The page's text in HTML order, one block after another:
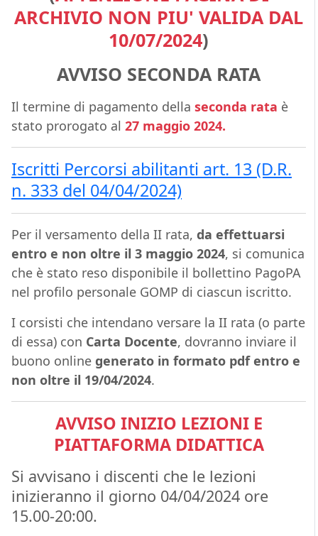
ARCHIVIO NON PIU' VALIDA DAL
10/07/2024)
AVVISO SECONDA RATA
Il termine di pagamento della seconda rata è
stato prorogato al 27 maggio 2024.
Iscritti Percorsi abilitanti art. 13 (D.R.
n. 333 del 04/04/2024)
Per il versamento della II rata, da effettuarsi
entro e non oltre il 3 maggio 2024, si comunica
che è stato reso disponibile il bollettino PagoPA
nel profilo personale GOMP di ciascun iscritto.
I corsisti che intendano versare la II rata (o parte
di essa) con Carta Docente, dovranno inviare il
buono online generato in formato pdf entro e
non oltre il 19/04/2024.
AVVISO INIZIO LEZIONI E
PIATTAFORMA DIDATTICA
Si avvisano i discenti che le lezioni
inizieranno il giorno 04/04/2024 ore
15.00-20:00.